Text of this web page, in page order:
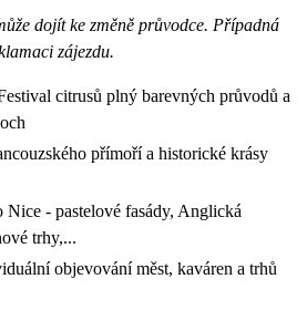
dojít ke změně průvodce. Případná
zájezdu.
citrusů plný barevných průvodů a
přímoří a historické krásy
- pastelové fasády, Anglická
trhy,...
objevování měst, kaváren a trhů